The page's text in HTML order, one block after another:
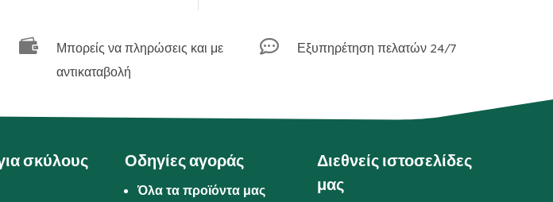

Μπορείς να πληρώσεις και με
αντικαταβολή
 Εξυπηρέτηση πελατών 24/7
σκύλους
Οδηγίες αγοράς
Όλα τα προϊόντα μας
Διεθνείς ιστοσελίδες
μας